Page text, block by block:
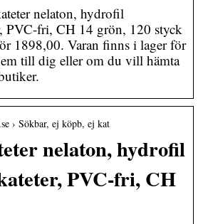
nelaton, hydrofil
PVC-fri, CH 14 grön, 120 styck
1898,00. Varan finns i lager för
till dig eller om du vill hämta
› Sökbar, ej köpb, ej kat
nelaton, hydrofil
PVC-fri, CH